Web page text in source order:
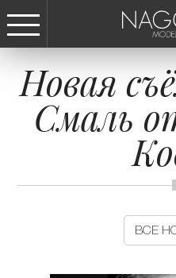
СТАТЬ
Новая
Смаль
ВСЕ